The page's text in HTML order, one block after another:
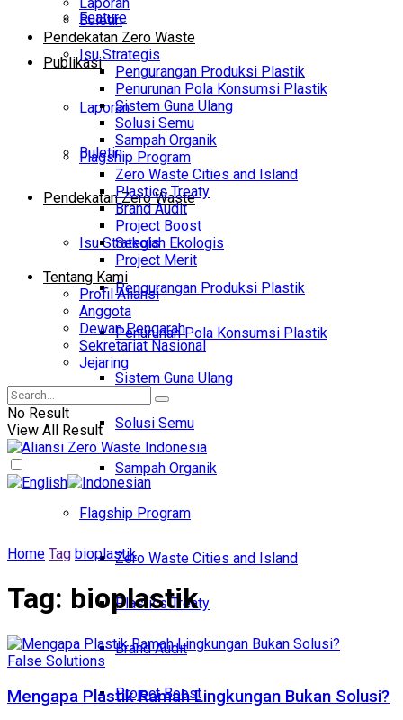
Feature
Publikasi
Laporan
Buletin
Pendekatan Zero Waste
Isu Strategis
Pengurangan Produksi Plastik
Penurunan Pola Konsumsi Plastik
Sistem Guna Ulang
Solusi Semu
Sampah Organik
Flagship Program
Zero Waste Cities and Island
Plastics Treaty
Brand Audit
Project Boost
Buletin
Pendekatan Zero Waste
Isu Strategis
Pengurangan Produksi Plastik
Penurunan Pola Konsumsi Plastik
Sistem Guna Ulang
Solusi Semu
Sampah Organik
Flagship Program
Zero Waste Cities and Island
Plastics Treaty
Brand Audit
Project Boost
Sekolah Ekologis
Project Merit
Tentang Kami
Profil Aliansi
Anggota
Dewan Pengarah
Sekretariat Nasional
Jejaring
No Result
View All Result
Home Tag bioplastik
Tag: bioplastik
False Solutions
Mengapa Plastik Ramah Lingkungan Bukan Solusi?